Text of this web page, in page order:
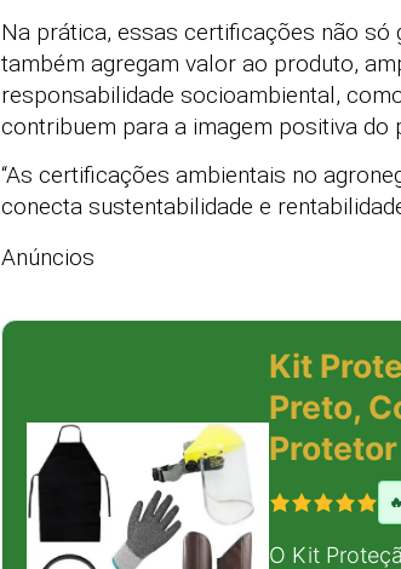
Na prática, essas certificações não só
também agregam valor ao produto,
responsabilidade socioambiental,
contribuem para a imagem positiva do
“As certificações ambientais no
conecta sustentabilidade e
Anúncios
Kit
Preto,
O Kit